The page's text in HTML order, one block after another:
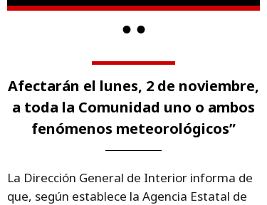
Afectarán el lunes, 2 de noviembre,
a toda la Comunidad uno o ambos
fenómenos meteorológicos”
La Dirección General de Interior informa de
que, según establece la Agencia Estatal de